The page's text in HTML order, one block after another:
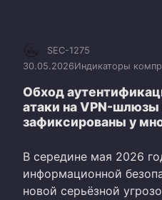
SEC-1275
30.05.2026Индикаторы
Обход
атаки на VPN-
зафиксированы у
В середине мая 2026
информационной
новой серьёзной